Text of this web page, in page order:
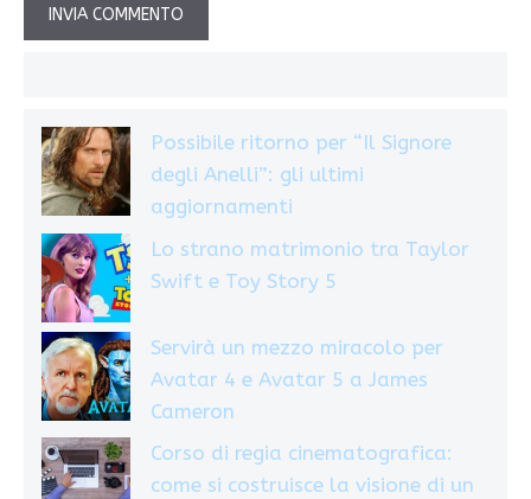
Possibile ritorno per “Il Signore
degli Anelli”: gli ultimi
aggiornamenti
Lo strano matrimonio tra Taylor
Swift e Toy Story 5
Servirà un mezzo miracolo per
Avatar 4 e Avatar 5 a James
Cameron
Corso di regia cinematografica:
come si costruisce la visione di un